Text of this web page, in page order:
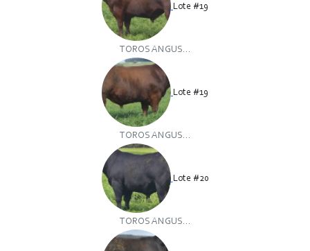
Lote #19
TOROS ANGUS...
Lote #19
TOROS ANGUS...
Lote #20
TOROS ANGUS...